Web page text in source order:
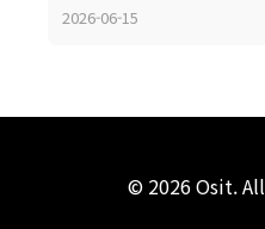
2026-06-15
© 2026 Osit.